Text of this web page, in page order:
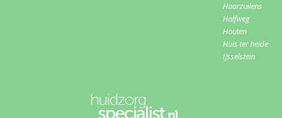
Haarzuilens
Halfweg
Houten
Huis ter heide
IJsselstein